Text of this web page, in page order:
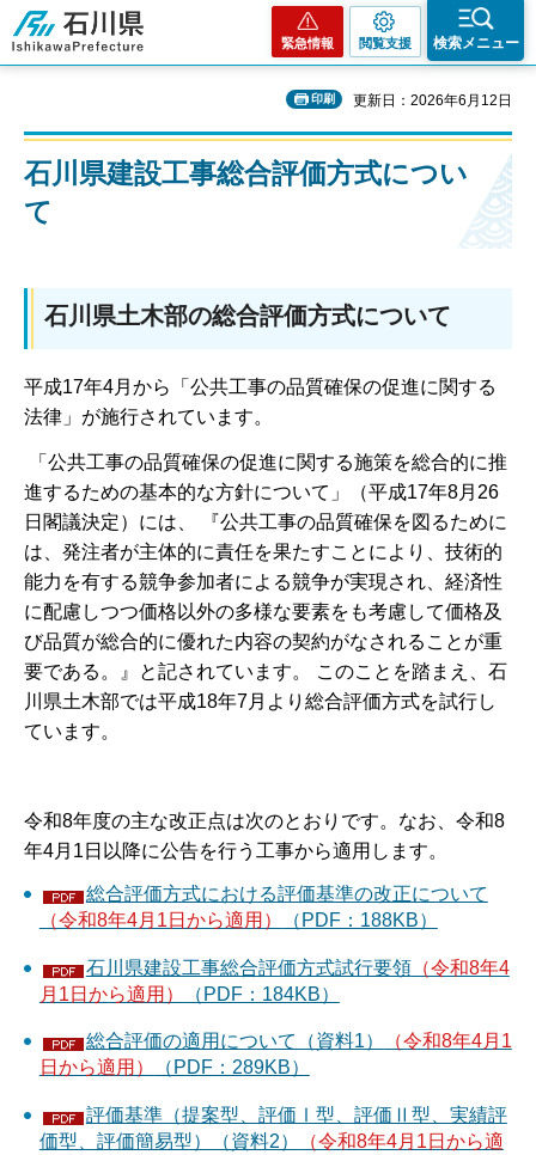
石川県
緊急情報 閲覧支援 検索メニュー
印刷 更新日：2026年6月12日
石川県建設工事総合評価方式につい
て
石川県土木部の総合評価方式について
平成17年4月から「公共工事の品質確保の促進に関する
法律」が施行されています。
「公共工事の品質確保の促進に関する施策を総合的に推
進するための基本的な方針について」（平成17年8月26
日閣議決定）には、 『公共工事の品質確保を図るために
は、発注者が主体的に責任を果たすことにより、技術的
能力を有する競争参加者による競争が実現され、経済性
に配慮しつつ価格以外の多様な要素をも考慮して価格及
び品質が総合的に優れた内容の契約がなされることが重
要である。』と記されています。 このことを踏まえ、石
川県土木部では平成18年7月より総合評価方式を試行し
ています。
令和8年度の主な改正点は次のとおりです。なお、令和8
年4月1日以降に公告を行う工事から適用します。
総合評価方式における評価基準の改正について
（令和8年4月1日から適用）
（PDF：188KB）
石川県建設工事総合評価方式試行要領（令和8年4
月1日から適用）
（PDF：184KB）
総合評価の適用について（資料1）
（令和8年4月1
日から適用）
（PDF：289KB）
評価基準（提案型、評価Ⅰ型、評価Ⅱ型、実績評
価型、評価簡易型）（資料2）
（令和8年4月1日から適